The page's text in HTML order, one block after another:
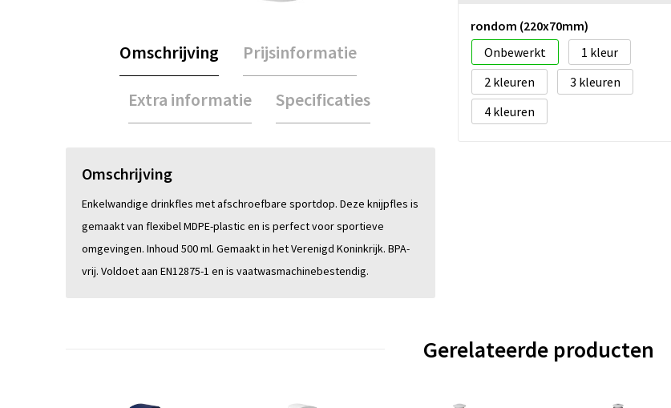
Omschrijving Prijsinformatie
Extra informatie Specificaties
Omschrijving
Enkelwandige drinkfles met afschroefbare sportdop. Deze knijpfles is
gemaakt van flexibel MDPE-plastic en is perfect voor sportieve
omgevingen. Inhoud 500 ml. Gemaakt in het Verenigd Koninkrijk. BPA-
vrij. Voldoet aan EN12875-1 en is vaatwasmachinebestendig.
rondom (220x70mm)
Onbewerkt
1
2
3
4
Gerelateerde producten